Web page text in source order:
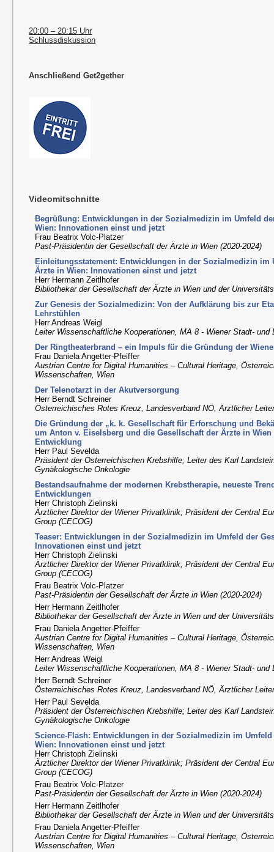
20:00 – 20:15 Uhr
Schlussdiskussion
Anschließend Get2gether
Videomitschnitte
Begrüßung: Entwicklungen in der Sozialmedizin im Umfeld
Wien: Innovationen einst und jetzt
Frau Beatrix Volc-Platzer
Past-Präsidentin der Gesellschaft der Ärzte in Wien (2020-2024)
Einleitungsstatement: Entwicklungen in der Sozialmedizin im
Ärzte in Wien: Innovationen einst und jetzt
Herr Hermann Zeitlhofer
Bibliothekar der Gesellschaft der Ärzte in Wien und der
Zur Genesis der Sozialmedizin: Von der Aufklärung bis zur
Lehrstühlen
Herr Andreas Weigl
Leiter Wissenschaftliche Kooperationen, MA 8 - Wiener Stadt- und
Der Ringtheaterbrand – ein Impuls für die Gründung der
Frau Daniela Angetter-Pfeiffer
Austrian Centre for Digital Humanities – Cultural Heritage,
Wissenschaften, Wien
Der Telenotarzt in der Akutversorgung
Herr Berndt Schreiner
Österreichisches Rotes Kreuz, Landesverband NÖ, Ärztlicher
Die Gründung der „k. k. Gesellschaft für Erforschung und
um Anton v. Eiselsberg und die Gesellschaft der Ärzte in
Entwicklung
Herr Paul Sevelda
Präsident der Österreichischen Krebshilfe; Leiter des Karl
Gynäkologische Onkologie
Bestandsaufnahme der modernen Krebstherapie, neueste
Entwicklungen
Herr Christoph Zielinski
Ärztlicher Direktor der Wiener Privatklinik; Präsident der Central
Group (CECOG)
Teaser: Entwicklungen in der Sozialmedizin im Umfeld der
Innovationen einst und jetzt
Herr Christoph Zielinski
Ärztlicher Direktor der Wiener Privatklinik; Präsident der Central
Group (CECOG)
Frau Beatrix Volc-Platzer
Past-Präsidentin der Gesellschaft der Ärzte in Wien (2020-2024)
Herr Hermann Zeitlhofer
Bibliothekar der Gesellschaft der Ärzte in Wien und der
Frau Daniela Angetter-Pfeiffer
Austrian Centre for Digital Humanities – Cultural Heritage,
Wissenschaften, Wien
Herr Andreas Weigl
Leiter Wissenschaftliche Kooperationen, MA 8 - Wiener Stadt- und
Herr Berndt Schreiner
Österreichisches Rotes Kreuz, Landesverband NÖ, Ärztlicher
Herr Paul Sevelda
Präsident der Österreichischen Krebshilfe; Leiter des Karl
Gynäkologische Onkologie
Science-Flash: Entwicklungen in der Sozialmedizin im
Wien: Innovationen einst und jetzt
Herr Christoph Zielinski
Ärztlicher Direktor der Wiener Privatklinik; Präsident der Central
Group (CECOG)
Frau Beatrix Volc-Platzer
Past-Präsidentin der Gesellschaft der Ärzte in Wien (2020-2024)
Herr Hermann Zeitlhofer
Bibliothekar der Gesellschaft der Ärzte in Wien und der
Frau Daniela Angetter-Pfeiffer
Austrian Centre for Digital Humanities – Cultural Heritage,
Wissenschaften, Wien